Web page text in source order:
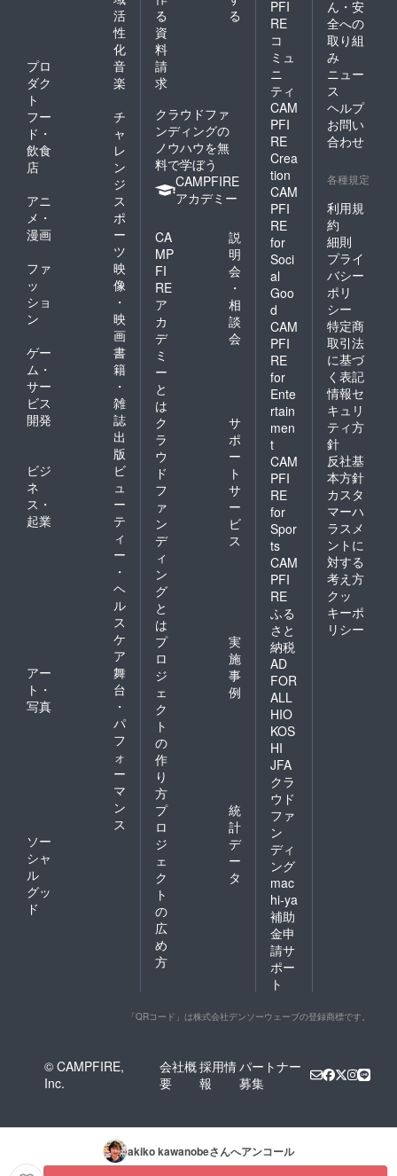
活
性
化
プロ
ダク
ト
音
楽
フー
ド・
飲食
店
チ
ャ
レ
ン
ジ
アニ
メ・
漫画
ス
ポ
ー
ツ
ファ
ッ
ショ
ン
映
像
・
映
画
ゲー
ム・
サー
ビス
開発
書
籍
・
雑
誌
出
版
ビジ
ネ
ス・
起業
ビ
ュ
ー
テ
ィ
ー
・
ヘ
ル
ス
ケ
ア
アー
ト・
写真
舞
台
・
パ
フ
ォ
ー
マ
ン
ス
ソー
シャ
ル
グッ
ド
る
る
資
料
請
求
クラウドファ
ンディングの
ノウハウを無
料で学ぼう
CAMPFIRE
アカデミー
CA
MP
FI
RE
ア
カ
デ
ミ
ー
と
は
説
明
会
・
相
談
会
ク
ラ
ウ
ド
フ
ァ
ン
デ
ィ
ン
グ
と
は
サ
ポ
ー
ト
サ
ー
ビ
ス
プ
ロ
ジ
ェ
ク
ト
の
作
り
方
実
施
事
例
プ
ロ
ジ
ェ
ク
ト
の
広
め
方
統
計
デ
ー
タ
PFI
RE
コ
ミュ
ニ
ティ
CAM
PFI
RE
Crea
tion
CAM
PFI
RE
for
Soci
al
Goo
d
CAM
PFI
RE
for
Ente
rtain
men
t
CAM
PFI
RE
for
Spor
ts
CAM
PFI
RE
ふる
さと
納税
AD
FOR
ALL
HIO
KOS
HI
JFA
クラ
ウド
ファ
ン
ディ
ング
mac
hi-ya
補助
金申
請サ
ポー
ト
ん・安
全への
取り組
み
ニュー
ス
ヘルプ
お問い
合わせ
各種規定
利用規
約
細則
プライ
バシー
ポリ
シー
特定商
取引法
に基づ
く表記
情報セ
キュリ
ティ方
針
反社基
本方針
カスタ
マーハ
ラスメ
ントに
対する
考え方
クッ
キーポ
リシー
「QRコード」は株式会社デンソーウェーブの登録商標です。
© CAMPFIRE,
Inc.
会社概
要
採用情
報
パートナー
募集
akiko kawanobeさんへアンコール